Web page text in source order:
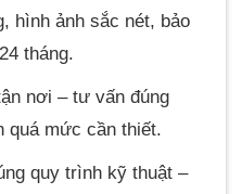
hình ảnh sắc nét, bảo
tháng.
nơi – tư vấn đúng
quá mức cần thiết.
quy trình kỹ thuật –